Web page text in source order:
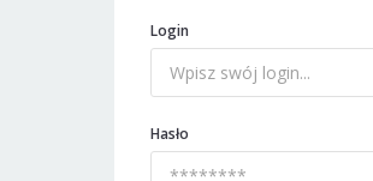
Login
Hasło